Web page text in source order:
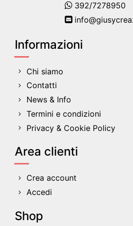
392/7278950
Informazioni
Chi siamo
Contatti
News & Info
Termini e condizioni
Privacy & Cookie Policy
Area clienti
Crea account
Accedi
Shop